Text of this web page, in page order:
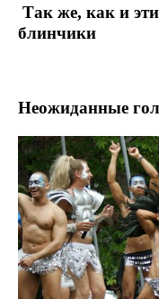
Так же, как и
блинчики
Неожиданные